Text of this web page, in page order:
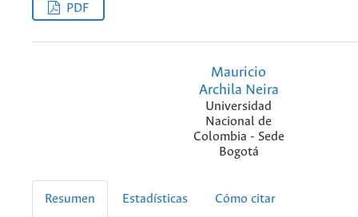
PDF
Mauricio
Archila Neira
Universidad
Nacional de
Colombia - Sede
Bogotá
Resumen Estadísticas Cómo citar